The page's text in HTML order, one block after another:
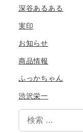
深谷あるある
実印
お知らせ
商品情報
ふっかちゃん
渋沢栄一
索